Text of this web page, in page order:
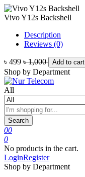
Vivo Y12s Backshell
Description
Reviews (0)
৳ 499 ৳ 1,000 Add to cart
Shop by Department
All
Search
00
0
No products in the cart.
LoginRegister
Shop by Department